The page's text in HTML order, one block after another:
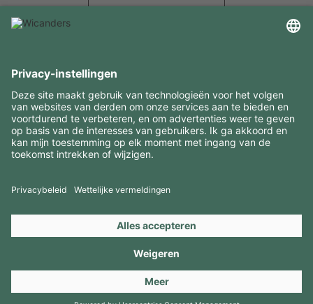
INTERESSANTE INFORMATIE
MIDDELEN
CONTACTEN
Copyright 2026 © Amorim Cork Solutions. All rights reserved.
byWebcomum